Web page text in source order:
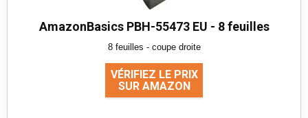
AmazonBasics PBH-55473 EU - 8 feuilles
8 feuilles - coupe droite
VÉRIFIEZ LE PRIX
SUR AMAZON